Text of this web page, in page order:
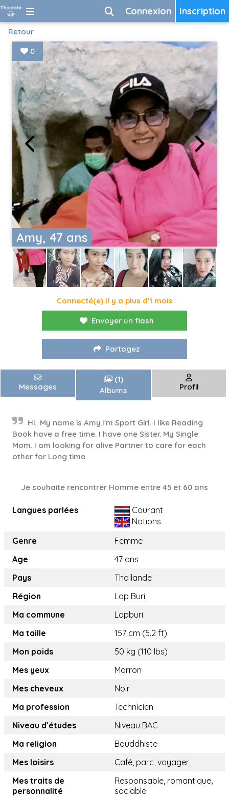
Inscription
Connexion
Retour
Amy, 47 ans
0
Connecté(e) il y a plus d'1 mois
Envoyer un flash
Partagez
Messages
(1)
Albums
Profil
Hi.. My name is Amy.I'm Sport Girl. I like Reading
Book have a free time. I have one Sister. My Single
Mom. I am looking for alive Partner to care for each
other for Long time.
Je souhaite rencontrer Homme entre 45 et 60 ans
Langues parlées
Courant
Notions
Genre
Femme
Age
47 ans
Pays
Thaïlande
Région
Lop Buri
Ma commune
Lopburi
Ma taille
157 cm (5.2 ft)
Mon poids
50 kg (110 lbs)
Mes yeux
Marron
Mes cheveux
Noir
Ma profession
Technicien
Niveau d’études
Niveau BAC
Ma religion
Bouddhiste
Mes loisirs
Café, parc, voyager
Mes traits de
personnalité
Responsable, romantique,
sociable